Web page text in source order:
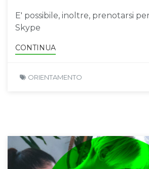
E' possibile, inoltre, prenotarsi
Skype
CONTINUA
ORIENTAMENTO